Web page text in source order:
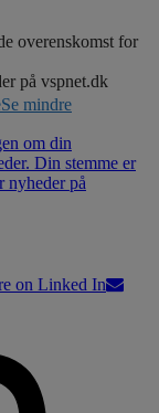
overenskomst for
på vspnet.dk
Se mindre
on Linked In